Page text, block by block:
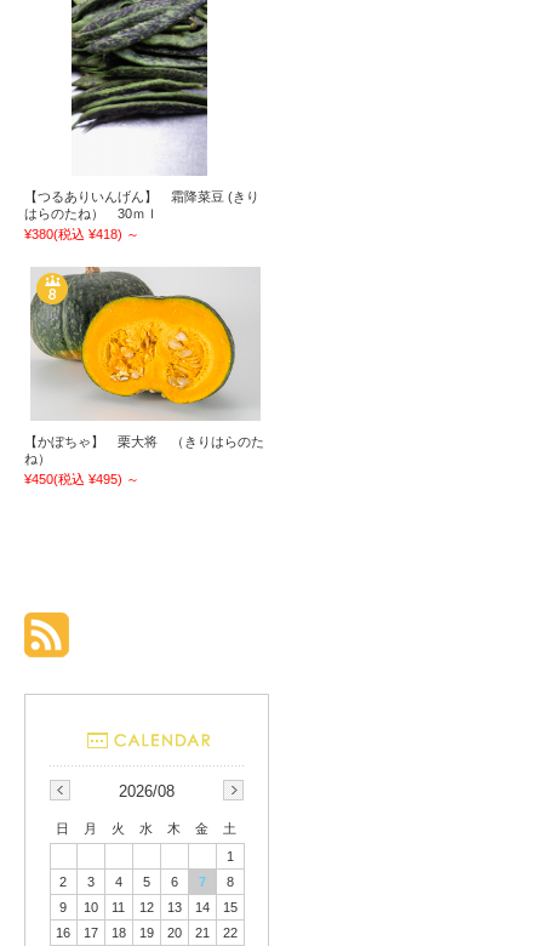
【つるありいんげん】 霜降菜豆 (きり
はらのたね） 30ｍｌ
¥380(税込 ¥418) ～
【かぼちゃ】 栗大将 （きりはらのた
ね）
¥450(税込 ¥495) ～
2026/08
日 月 火 水 木 金
土
1
2
3 4 5 6 7
8
9
10 11 12 13 14
15
16
17 18 19 20 21
22